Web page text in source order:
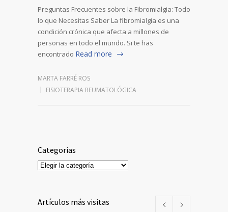
Preguntas Frecuentes sobre la Fibromialgia: Todo
lo que Necesitas Saber La fibromialgia es una
condición crónica que afecta a millones de
personas en todo el mundo. Si te has
encontrado Read more
MARTA FARRÉ ROS
FISIOTERAPIA REUMATOLÓGICA
Categorias
Categorias
Artículos más visitas